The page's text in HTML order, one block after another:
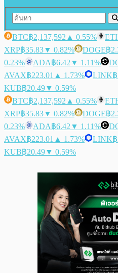
BTC฿2,137,592 ▲ 0.55%
XRP฿35.83▼ 0.82% DOGE฿
0.23%
ADA฿6.42 ▼ 1.11%
AVAX฿223.01 ▲ 1.73% LINK
KUB฿20.49▼ 0.59%
BTC฿2,137,592 ▲ 0.55%
XRP฿35.83▼ 0.82% DOGE฿
0.23%
ADA฿6.42 ▼ 1.11%
AVAX฿223.01 ▲ 1.73% LINK
KUB฿20.49▼ 0.59%